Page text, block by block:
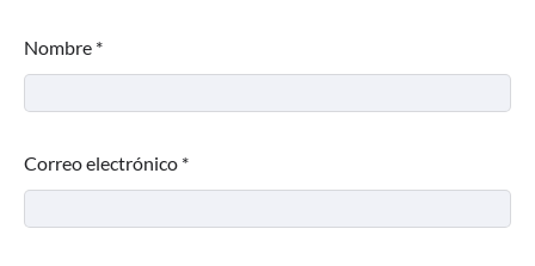
Nombre *
Correo electrónico *